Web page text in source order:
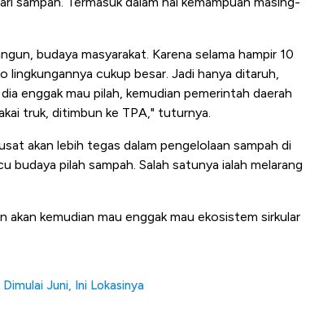
budaya masyarakat. Karena selama hampir 10
lingkungannya cukup besar. Jadi hanya ditaruh,
enggak mau pilah, kemudian pemerintah daerah
truk, ditimbun ke TPA," tuturnya.
akan lebih tegas dalam pengelolaan sampah di
pilah sampah. Salah satunya ialah melarang
akan kemudian mau enggak mau ekosistem sirkular
Juni, Ini Lokasinya